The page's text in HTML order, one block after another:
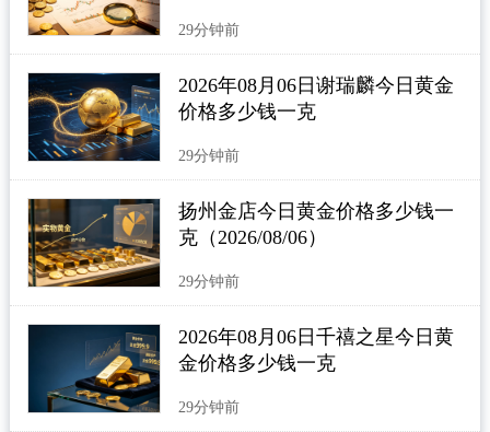
29分钟前
2026年08月06日谢瑞麟今日黄金
价格多少钱一克
29分钟前
扬州金店今日黄金价格多少钱一
克（2026/08/06）
29分钟前
2026年08月06日千禧之星今日黄
金价格多少钱一克
29分钟前